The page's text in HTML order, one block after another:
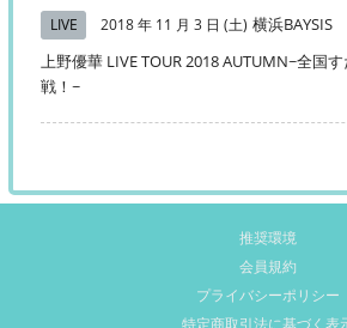
LIVE 2018 年 11 月 3 日 (土) 横浜BAYSIS
上野優華 LIVE TOUR 2018 AUTUMN~全国
戦！~
推奨環境
会員規約
プライバシーポリシー